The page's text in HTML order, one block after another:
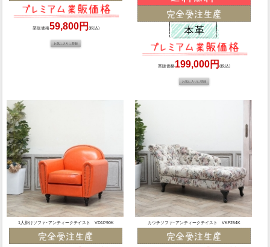
業販価格59,800円 (税込)
業販価格199,000円 (税込)
1人掛けソファ･アンティークテイスト VD1P90K カウチソファ･アンティークテイスト VKF254K